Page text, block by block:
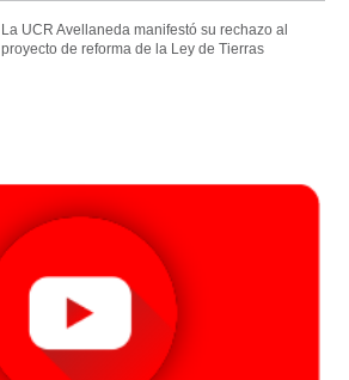
La UCR Avellaneda manifestó su rechazo al
proyecto de reforma de la Ley de Tierras